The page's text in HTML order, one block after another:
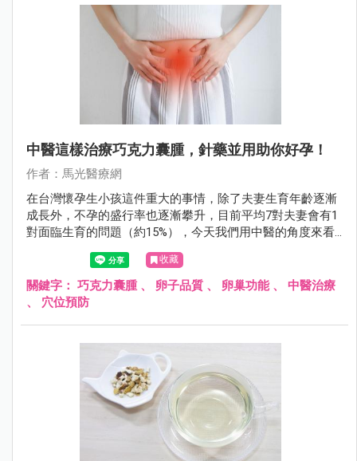
中醫這樣治療巧克力囊腫，針藥並用助你好孕！
作者：馬光醫療網
在台灣懷孕生小孩這件重大的事情，除了夫妻生育年齡逐漸
成長外，不孕的盛行率也逐漸攀升，目前平均7對夫妻會有1
對面臨生育的問題（約15%），今天我們用中醫的角度來看
巧克力囊腫。
收藏
關鍵字： 巧克力囊腫、 卵子品質 、 卵巢功能、 中醫治療
、 穴位預防